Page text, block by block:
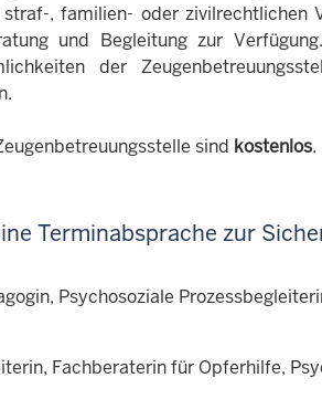
, familien- oder zivilrechtlichen
und Begleitung zur
der
sind kostenlos.
Terminabsprache zur
Psychosoziale
Fachberaterin für Opferhilfe,